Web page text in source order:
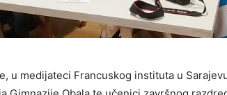
u medijateci Francuskog instituta u